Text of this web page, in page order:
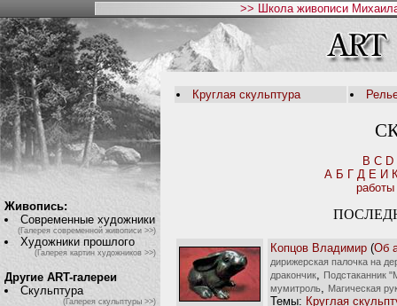
>> Школа живописи
Живопись:
Современные художники
(Галерея современной живописи >>)
Художники прошлого
(Галерея картин художников >>)
Другие ART-галереи
Скульптура
(Галерея скульптуры >>)
Круглая скульптура
B C D
А Б Г Д Е И
работы
Копцов Владимир (Об
дирижерская палочка на
дракончик
Подстаканник
мумитроль
Магическая
Темы: Круглая